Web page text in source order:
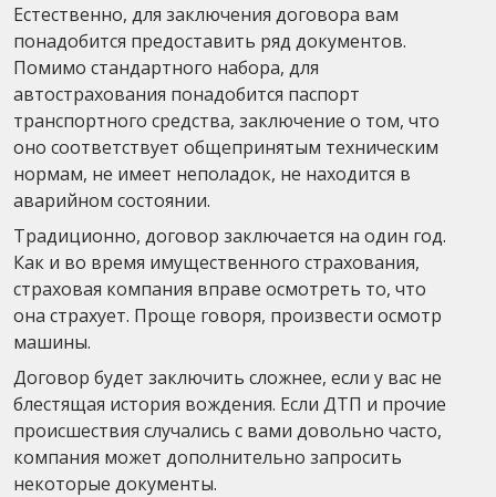
Естественно, для заключения договора вам
понадобится предоставить ряд документов.
Помимо стандартного набора, для
автострахования понадобится паспорт
транспортного средства, заключение о том, что
оно соответствует общепринятым техническим
нормам, не имеет неполадок, не находится в
аварийном состоянии.
Традиционно, договор заключается на один год.
Как и во время имущественного страхования,
страховая компания вправе осмотреть то, что
она страхует. Проще говоря, произвести осмотр
машины.
Договор будет заключить сложнее, если у вас не
блестящая история вождения. Если ДТП и прочие
происшествия случались с вами довольно часто,
компания может дополнительно запросить
некоторые документы.